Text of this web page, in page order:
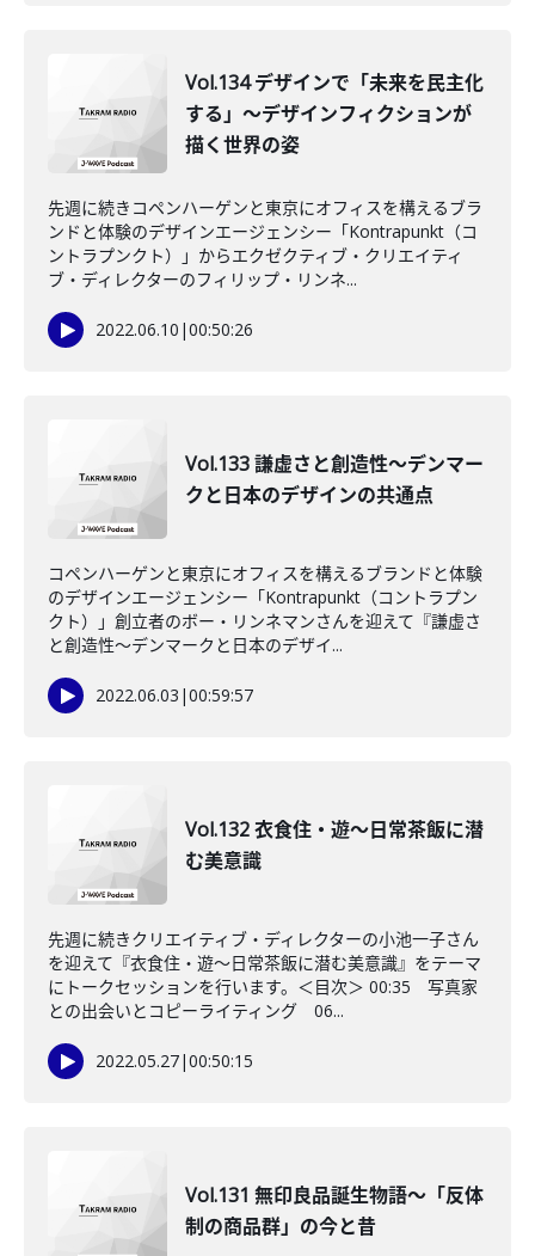
Vol.134 デザインで「未来を民主化
する」～デザインフィクションが
描く世界の姿
先週に続きコペンハーゲンと東京にオフィスを構えるブラ
ンドと体験のデザインエージェンシー「Kontrapunkt（コ
ントラプンクト）」からエクゼクティブ・クリエイティ
ブ・ディレクターのフィリップ・リンネ...
2022.06.10 |00:50:26
Vol.133 謙虚さと創造性～デンマー
クと日本のデザインの共通点
コペンハーゲンと東京にオフィスを構えるブランドと体験
のデザインエージェンシー「Kontrapunkt（コントラプン
クト）」創立者のボー・リンネマンさんを迎えて『謙虚さ
と創造性～デンマークと日本のデザイ...
2022.06.03 |00:59:57
Vol.132 衣食住・遊～日常茶飯に潜
む美意識
先週に続きクリエイティブ・ディレクターの小池一子さん
を迎えて『衣食住・遊～日常茶飯に潜む美意識』をテーマ
にトークセッションを行います。＜目次＞ 00:35 写真家
との出会いとコピーライティング 06...
2022.05.27|00:50:15
Vol.131 無印良品誕生物語～「反体
制の商品群」の今と昔